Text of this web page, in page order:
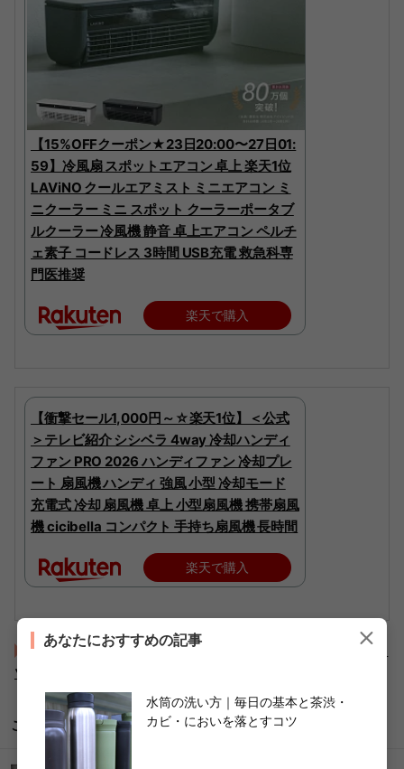
【15%OFFクーポン★23日20:00〜27日01:
59】冷風扇 スポットエアコン 卓上 楽天1位
LAViNO クールエアミスト ミニエアコン ミ
ニクーラー ミニ スポット クーラーポータブ
ルクーラー 冷風機 静音 卓上エアコン ペルチ
ェ素子 コードレス 3時間 USB充電 救急科専
門医推奨
楽天で購入
【衝撃セール1,000円～☆楽天1位】＜公式
＞テレビ紹介 シシベラ 4way 冷却ハンディ
ファン PRO 2026 ハンディファン 冷却プレ
ート 扇風機 ハンディ 強風 小型 冷却モード
充電式 冷却 扇風機 卓上 小型扇風機 携帯扇風
機 cicibella コンパクト 手持ち扇風機 長時間
楽天で購入
水筒の洗い方｜毎日の基本と茶渋・カビ・においを落とすコ
ツ
こちらもどうぞ
あなたにおすすめの記事
水筒の洗い方｜毎日の基本と茶渋・
カビ・においを落とすコツ